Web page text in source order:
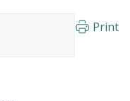
Print